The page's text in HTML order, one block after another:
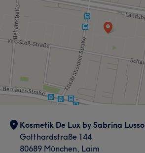
Kosmetik De Lux by Sabrina Lusso
Gotthardstraße 144
80689 München, Laim